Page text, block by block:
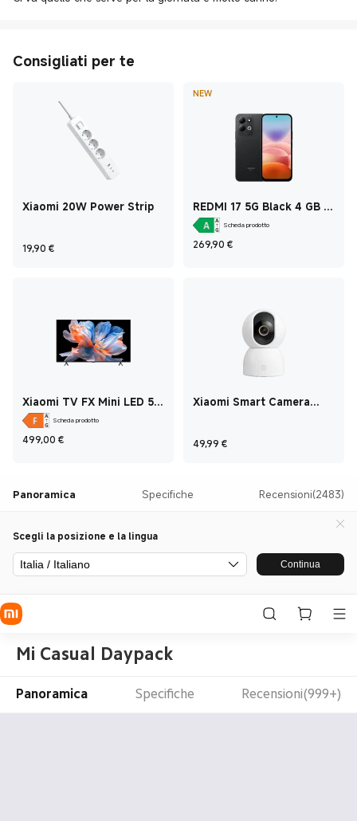
Consigliati per te
Xiaomi 20W Power Strip
19,90 €
NEW
REDMI 17 5G Black 4 GB +
256 GBScheda prodotto
269,90 €
Xiaomi TV FX Mini LED 55
2026 Scheda prodotto
499,00 €
Xiaomi Smart Camera
49,99 €
Panoramica Specifiche Recensioni(2483)